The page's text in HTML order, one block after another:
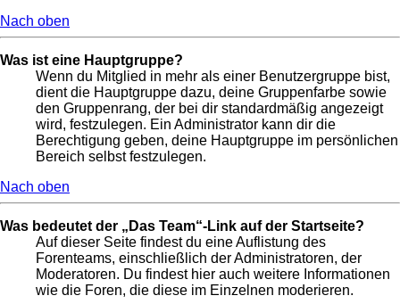
Nach oben
Was ist eine Hauptgruppe?
Wenn du Mitglied in mehr als einer Benutzergruppe bist,
dient die Hauptgruppe dazu, deine Gruppenfarbe sowie
den Gruppenrang, der bei dir standardmäßig angezeigt
wird, festzulegen. Ein Administrator kann dir die
Berechtigung geben, deine Hauptgruppe im persönlichen
Bereich selbst festzulegen.
Nach oben
Was bedeutet der „Das Team“-Link auf der Startseite?
Auf dieser Seite findest du eine Auflistung des
Forenteams, einschließlich der Administratoren, der
Moderatoren. Du findest hier auch weitere Informationen
wie die Foren, die diese im Einzelnen moderieren.